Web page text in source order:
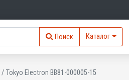
Поиск Каталог
Tokyo Electron BB81-000005-15